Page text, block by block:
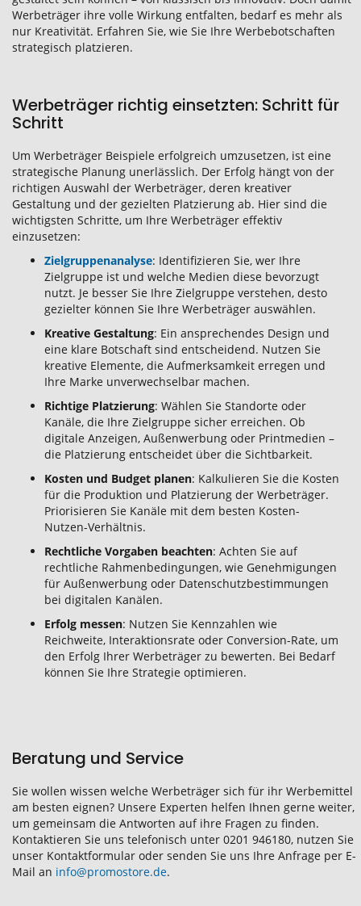
Werbeträger ihre volle Wirkung entfalten, bedarf es mehr als
nur Kreativität. Erfahren Sie, wie Sie Ihre Werbebotschaften
strategisch platzieren.
Werbeträger richtig einsetzten: Schritt für
Schritt
Um Werbeträger Beispiele erfolgreich umzusetzen, ist eine
strategische Planung unerlässlich. Der Erfolg hängt von der
richtigen Auswahl der Werbeträger, deren kreativer
Gestaltung und der gezielten Platzierung ab. Hier sind die
wichtigsten Schritte, um Ihre Werbeträger effektiv
einzusetzen:
Zielgruppenanalyse: Identifizieren Sie, wer Ihre
Zielgruppe ist und welche Medien diese bevorzugt
nutzt. Je besser Sie Ihre Zielgruppe verstehen, desto
gezielter können Sie Ihre Werbeträger auswählen.
Kreative Gestaltung: Ein ansprechendes Design und
eine klare Botschaft sind entscheidend. Nutzen Sie
kreative Elemente, die Aufmerksamkeit erregen und
Ihre Marke unverwechselbar machen.
Richtige Platzierung: Wählen Sie Standorte oder
Kanäle, die Ihre Zielgruppe sicher erreichen. Ob
digitale Anzeigen, Außenwerbung oder Printmedien –
die Platzierung entscheidet über die Sichtbarkeit.
Kosten und Budget planen: Kalkulieren Sie die Kosten
für die Produktion und Platzierung der Werbeträger.
Priorisieren Sie Kanäle mit dem besten Kosten-
Nutzen-Verhältnis.
Rechtliche Vorgaben beachten: Achten Sie auf
rechtliche Rahmenbedingungen, wie Genehmigungen
für Außenwerbung oder Datenschutzbestimmungen
bei digitalen Kanälen.
Erfolg messen: Nutzen Sie Kennzahlen wie
Reichweite, Interaktionsrate oder Conversion-Rate, um
den Erfolg Ihrer Werbeträger zu bewerten. Bei Bedarf
können Sie Ihre Strategie optimieren.
Beratung und Service
Sie wollen wissen welche Werbeträger sich für ihr Werbemittel
am besten eignen? Unsere Experten helfen Ihnen gerne weiter,
um gemeinsam die Antworten auf ihre Fragen zu finden.
Kontaktieren Sie uns telefonisch unter 0201 946180, nutzen Sie
unser Kontaktformular oder senden Sie uns Ihre Anfrage per E-
Mail an info@promostore.de.